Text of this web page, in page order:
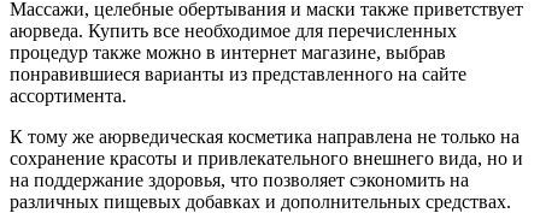
Массажи, целебные обертывания и маски также приветствует
аюрведа. Купить все необходимое для перечисленных
процедур также можно в интернет магазине, выбрав
понравившиеся варианты из представленного на сайте
ассортимента.
К тому же аюрведическая косметика направлена не только на
сохранение красоты и привлекательного внешнего вида, но и
на поддержание здоровья, что позволяет сэкономить на
различных пищевых добавках и дополнительных средствах.